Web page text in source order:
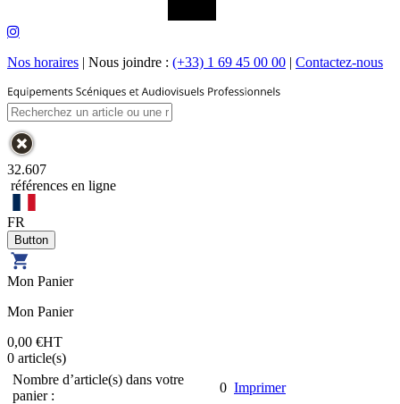
Nos horaires | Nous joindre : (+33) 1 69 45 00 00 | Contactez-nous
32.607
références en ligne
FR
Mon Panier
Mon Panier
0,00 €HT
0 article(s)
Nombre d’article(s) dans votre
panier :
0 Imprimer